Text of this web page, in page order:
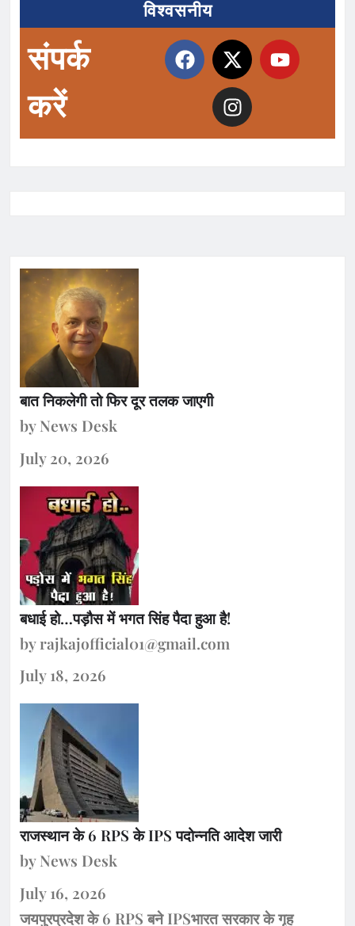
विश्वसनीय
संपर्क
करें
बात निकलेगी तो फिर दूर तलक जाएगी
by News Desk
July 20, 2026
बधाई हो…पड़ौस में भगत सिंह पैदा हुआ है!
by rajkajofficial01@gmail.com
July 18, 2026
राजस्थान के 6 RPS के IPS पदोन्नति आदेश जारी
by News Desk
July 16, 2026
जयपुरप्रदेश के 6 RPS बने IPSभारत सरकार के गृह